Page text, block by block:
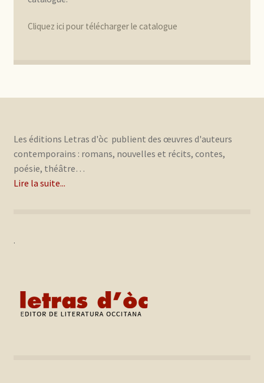
Cliquez ici pour télécharger le catalogue
Les éditions Letras d'òc publient des œuvres d'auteurs
contemporains : romans, nouvelles et récits, contes,
poésie, théâtre…
Lire la suite...
.